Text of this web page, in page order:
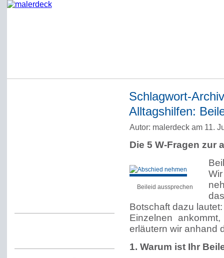
Schlagwort-
Alltagshilfen:
Autor: malerdeck am 11.
Die 5 W-Fragen zur
Beileid aussprechen
Botschaft dazu
Einzelnen
erläutern wir anhand
1. Warum ist Ihr